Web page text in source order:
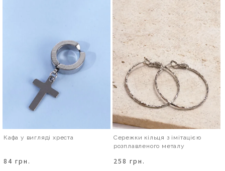
Кафа у вигляді хреста
84 грн.
Сережки кільця з імітацією
розплавленого металу
258 грн.